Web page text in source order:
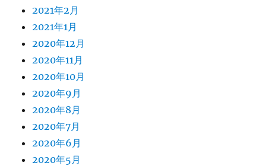
2021年2月
2021年1月
2020年12月
2020年11月
2020年10月
2020年9月
2020年8月
2020年7月
2020年6月
2020年5月